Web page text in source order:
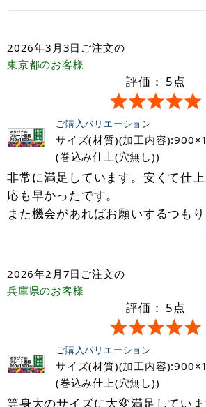
2026年3月3日 ご注文の
東京都のお客様
評価： 5点
ご購入バリエーション
サイズ(材質)(加工内容
(巻込み仕上(穴無し))
非常に満足しています。安くて仕
応も早かったです。
また機会があればお願いするつもり
2026年2月7日 ご注文の
兵庫県のお客様
評価： 5点
ご購入バリエーション
サイズ(材質)(加工内容
(巻込み仕上(穴無し))
等身大のサイズに大変満足してい